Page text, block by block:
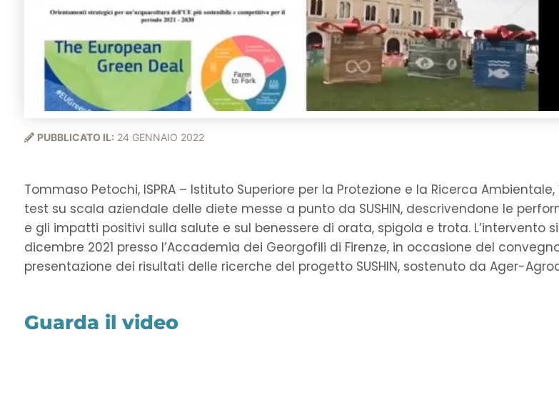
PUBBLICATO IL: 24 GENNAIO 2022
Tommaso Petochi, ISPRA – Istituto Superiore per la Protezione e la Ricerca
test su scala aziendale delle diete messe a punto da SUSHIN, descrivendone le
e gli impatti positivi sulla salute e sul benessere di orata, spigola e trota. L’intervento
dicembre 2021 presso l’Accademia dei Georgofili di Firenze, in occasione del
presentazione dei risultati delle ricerche del progetto SUSHIN, sostenuto da Ager-
Guarda il video